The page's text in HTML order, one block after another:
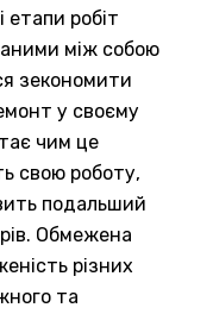
етапи робіт
між собою
зекономити
у своєму
чим це
свою роботу,
подальший
Обмежена
різних
та